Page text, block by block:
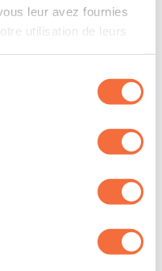
leur avez fournies
utilisation de leurs